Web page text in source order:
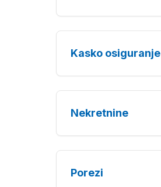
Kasko osiguranje
Nekretnine
Porezi